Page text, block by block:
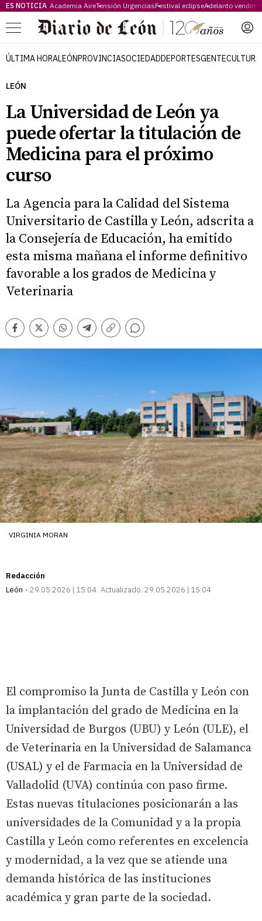
ES NOTICIA Academia AireTensión UrgenciasFestival eclipseAdelanto
Menú
ÚLTIMA HORALEÓNPROVINCIASOCIEDADDEPORTESGENTECULTURA
LEÓN
La Universidad de León ya
puede ofertar la titulación de
Medicina para el próximo
curso
La Agencia para la Calidad del Sistema
Universitario de Castilla y León, adscrita a
la Consejería de Educación, ha emitido
esta misma mañana el informe definitivo
favorable a los grados de Medicina y
Veterinaria
Facebook
TwitterWhatsappTelegram
Copiar
Comentarios
VIRGINIA MORAN
Redacción
León
29.05.2026 | 15:04 Actualizado: 29.05.2026 | 15:04
El compromiso la Junta de Castilla y León con
la implantación del grado de Medicina en la
Universidad de Burgos (UBU) y León (ULE), el
de Veterinaria en la Universidad de Salamanca
(USAL) y el de Farmacia en la Universidad de
Valladolid (UVA) continúa con paso firme.
Estas nuevas titulaciones posicionarán a las
universidades de la Comunidad y a la propia
Castilla y León como referentes en excelencia
y modernidad, a la vez que se atiende una
demanda histórica de las instituciones
académica y gran parte de la sociedad.